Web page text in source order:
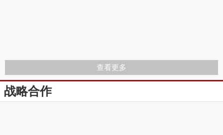
查看更多
战略合作